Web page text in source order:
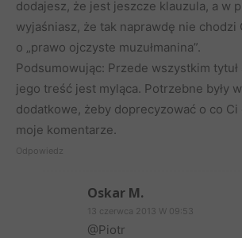
dodajesz, że jest jeszcze klauzula, a w
wyjaśniasz, że tak naprawdę nie chodzi
o „prawo ojczyste muzułmanina”.
Podsumowując: Przede wszystkim tytuł
jego treść jest myląca. Potrzebne były
dodatkowe, żeby doprecyzować o co Ci
moje komentarze.
Odpowiedz
Oskar M.
13 czerwca 2013 W 09:53
@Piotr